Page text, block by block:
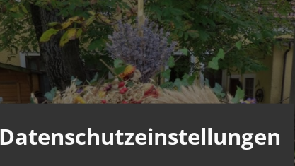
Datenschutzeinstellungen